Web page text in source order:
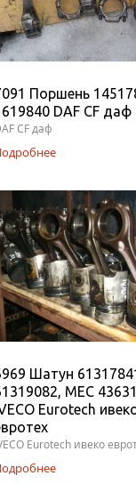
Поршень
DAF CF даф
CF даф
Шатун
MEC
Eurotech
Eurotech ивеко